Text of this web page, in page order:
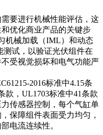
要进行机械性能评估，这
优化商业产品的关键步
机械加载（IML）和动态
试，以验证光伏组件在
受视觉损坏和电气功能严
2016标准中4.15条
款，UL1703标准中41条款
传感器控制，每个气缸单
保障组件表面受力均匀，
电流连续性。